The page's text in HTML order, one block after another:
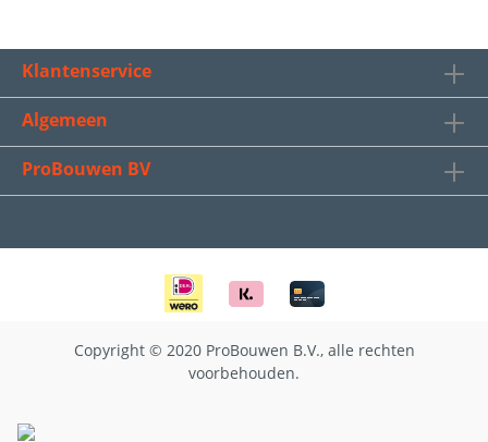
Klantenservice
Algemeen
ProBouwen BV
Copyright © 2020 ProBouwen B.V., alle rechten
voorbehouden.